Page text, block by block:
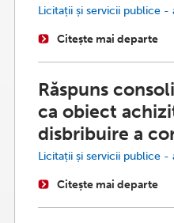
Licitații și servicii publice
Citește mai departe
Răspuns
ca obiect
disbribuire a
Licitații și servicii publice -
Citește mai departe